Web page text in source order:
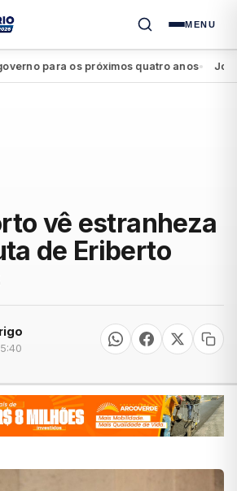
MENU
para os próximos quatro anos● João
vê estranheza
de Eriberto